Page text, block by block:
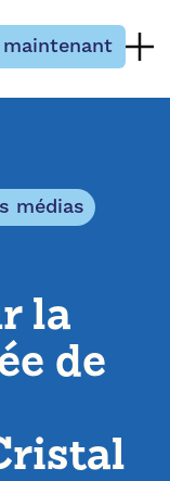
médias
la
de